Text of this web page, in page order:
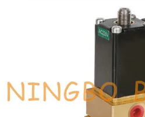
ĐẶT
GIÁ